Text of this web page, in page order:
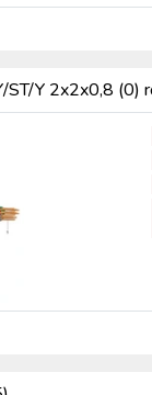
ST/Y 2x2x0,8 (0)